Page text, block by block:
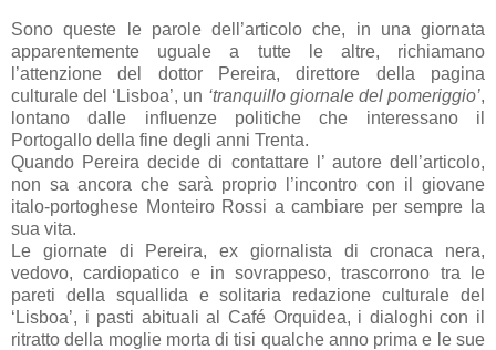
Sono queste le parole dell’articolo che, in una giornata
apparentemente uguale a tutte le altre, richiamano
l’attenzione del dottor Pereira, direttore della pagina
culturale del ‘Lisboa’, un ‘tranquillo giornale del pomeriggio’,
lontano dalle influenze politiche che interessano il
Portogallo della fine degli anni Trenta.
Quando Pereira decide di contattare l’ autore dell’articolo,
non sa ancora che sarà proprio l’incontro con il giovane
italo-portoghese Monteiro Rossi a cambiare per sempre la
sua vita.
Le giornate di Pereira, ex giornalista di cronaca nera,
vedovo, cardiopatico e in sovrappeso, trascorrono tra le
pareti della squallida e solitaria redazione culturale del
‘Lisboa’, i pasti abituali al Café Orquidea, i dialoghi con il
ritratto della moglie morta di tisi qualche anno prima e le sue